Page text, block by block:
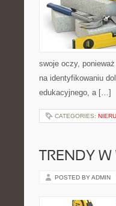
swoje oczy,
na identyfikowaniu
edukacyjnego, a […]
CATEGORIES:
TRENDY
POSTED BY ADMIN